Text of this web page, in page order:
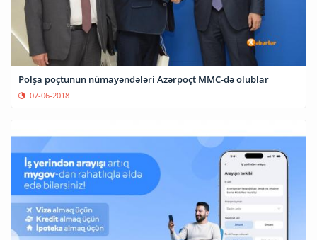
Polşa poçtunun nümayəndələri Azərpoçt MMC-də olublar
07-06-2018